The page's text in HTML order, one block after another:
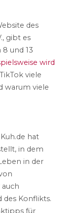
des
gibt es
und 13
wird
viele
warum viele
hat
in dem
in der
Konflikts.
für